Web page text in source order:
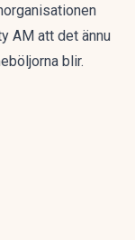
AM att det ännu
blir.